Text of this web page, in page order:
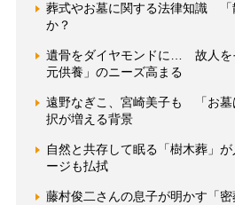
葬式やお墓に関する法律知識 「
か？
遺骨をダイヤモンドに… 故人を
元供養」のニーズ高まる
遠野なぎこ、宮崎美子も 「お墓
択が増える背景
自然と共存して眠る「樹木葬」
ージも払拭
藤村俊二さんの息子が明かす「